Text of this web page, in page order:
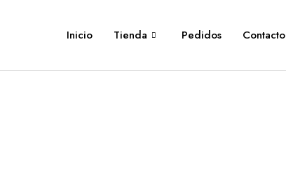
Inicio Tienda Pedidos Contacto